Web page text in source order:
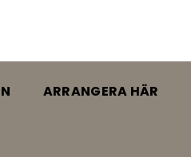
ARRANGERA HÄR